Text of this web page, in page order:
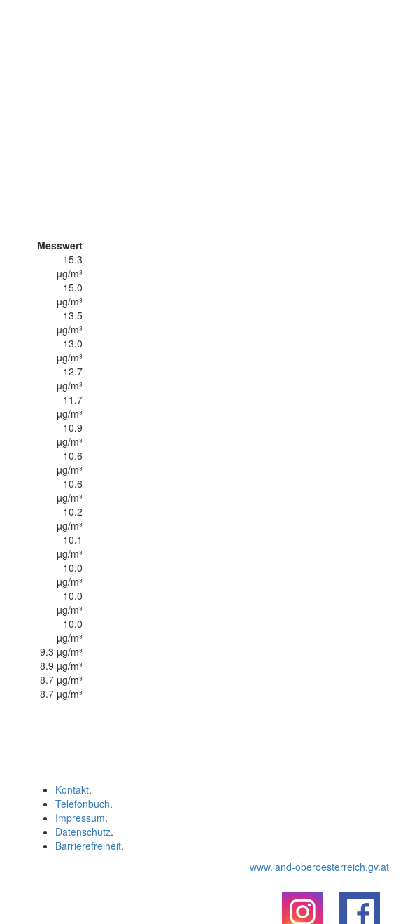
Messwert
15.3
µg/m³
15.0
µg/m³
13.5
µg/m³
13.0
µg/m³
12.7
µg/m³
11.7
µg/m³
10.9
µg/m³
10.6
µg/m³
10.6
µg/m³
10.2
µg/m³
10.1
µg/m³
10.0
µg/m³
10.0
µg/m³
10.0
µg/m³
9.3 µg/m³
8.9 µg/m³
8.7 µg/m³
8.7 µg/m³
Kontakt.
Telefonbuch.
Impressum.
Datenschutz.
Barrierefreiheit.
www.land-oberoesterreich.gv.at